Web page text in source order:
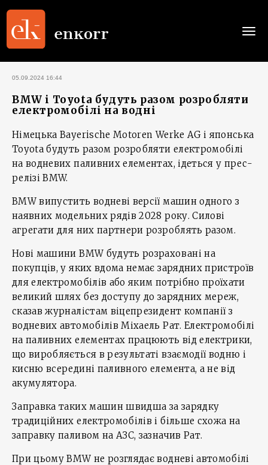
05.09.2024 16:44
BMW і Toyota будуть разом розробляти
електромобілі на водні
Німецька Bayerische Motoren Werke AG і японська
Toyota будуть разом розробляти електромобілі
на водневих паливних елементах, ідеться у прес-
релізі BMW.
BMW випустить водневі версії машин одного з
наявних модельних рядів 2028 року. Силові
агрегати для них партнери розроблять разом.
Нові машини BMW будуть розраховані на
покупців, у яких вдома немає зарядних пристроїв
для електромобілів або яким потрібно проїхати
великий шлях без доступу до зарядних мереж,
сказав журналістам віцепрезидент компанії з
водневих автомобілів Міхаель Рат. Електромобілі
на паливних елементах працюють від електрики,
що виробляється в результаті взаємодії водню і
кисню всередині паливного елемента, а не від
акумулятора.
Заправка таких машин швидша за зарядку
традиційних електромобілів і більше схожа на
заправку паливом на АЗС, зазначив Рат.
При цьому BMW не розглядає водневі автомобілі